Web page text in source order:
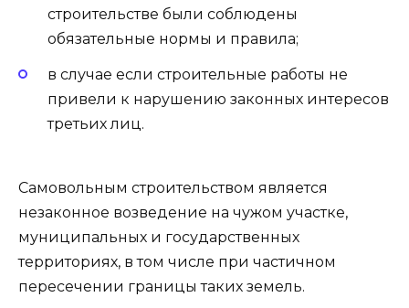
строительстве были соблюдены
обязательные нормы и правила;
в случае если строительные работы не
привели к нарушению законных интересов
третьих лиц.
Самовольным строительством является
незаконное возведение на чужом участке,
муниципальных и государственных
территориях, в том числе при частичном
пересечении границы таких земель.